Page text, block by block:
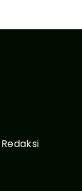
Redaksi